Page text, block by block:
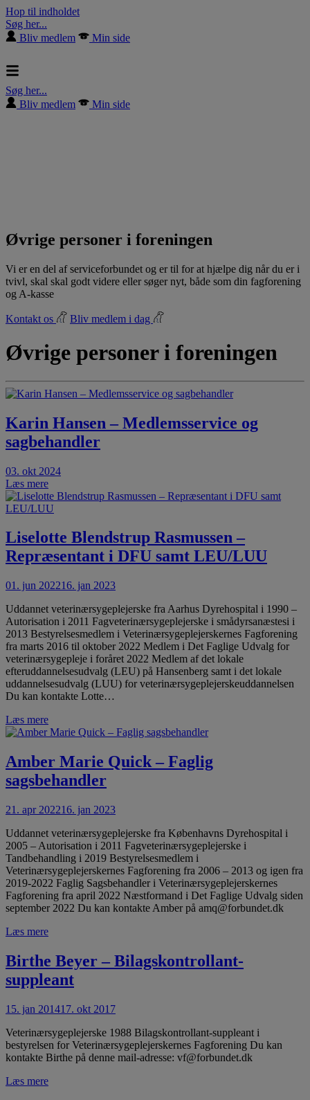
Hop til indholdet
Søg her...
Bliv medlem
Min side
Søg her...
Bliv medlem
Min side
Øvrige personer i foreningen
Vi er en del af serviceforbundet og er til for at hjælpe dig når du er i
tvivl, skal skal godt videre eller søger nyt, både som din fagforening
og A-kasse
Kontakt os Bliv medlem i dag
Øvrige personer i foreningen
Karin Hansen – Medlemsservice og
sagbehandler
03. okt 2024
Læs mere
Liselotte Blendstrup Rasmussen –
Repræsentant i DFU samt LEU/LUU
01. jun 202216. jan 2023
Uddannet veterinærsygeplejerske fra Aarhus Dyrehospital i 1990 –
Autorisation i 2011 Fagveterinærsygeplejerske i smådyrsanæstesi i
2013 Bestyrelsesmedlem i Veterinærsygeplejerskernes Fagforening
fra marts 2016 til oktober 2022 Medlem i Det Faglige Udvalg for
veterinærsygepleje i foråret 2022 Medlem af det lokale
efteruddannelsesudvalg (LEU) på Hansenberg samt i det lokale
uddannelsesudvalg (LUU) for veterinærsygeplejerskeuddannelsen
Du kan kontakte Lotte…
Læs mere
Amber Marie Quick – Faglig
sagsbehandler
21. apr 202216. jan 2023
Uddannet veterinærsygeplejerske fra Københavns Dyrehospital i
2005 – Autorisation i 2011 Fagveterinærsygeplejerske i
Tandbehandling i 2019 Bestyrelsesmedlem i
Veterinærsygeplejerskernes Fagforening fra 2006 – 2013 og igen fra
2019-2022 Faglig Sagsbehandler i Veterinærsygeplejerskernes
Fagforening fra april 2022 Næstformand i Det Faglige Udvalg siden
september 2022 Du kan kontakte Amber på amq@forbundet.dk
Læs mere
Birthe Beyer – Bilagskontrollant-
suppleant
15. jan 201417. okt 2017
Veterinærsygeplejerske 1988 Bilagskontrollant-suppleant i
bestyrelsen for Veterinærsygeplejerskernes Fagforening Du kan
kontakte Birthe på denne mail-adresse: vf@forbundet.dk
Læs mere